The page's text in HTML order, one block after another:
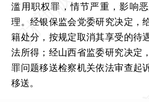
滥用职权罪，情节严重，影响
理。经银保监会党委研究决定，
籍处分，按规定取消其享受的待
法所得；经山西省监委研究决定
罪问题移送检察机关依法审查起
移送。